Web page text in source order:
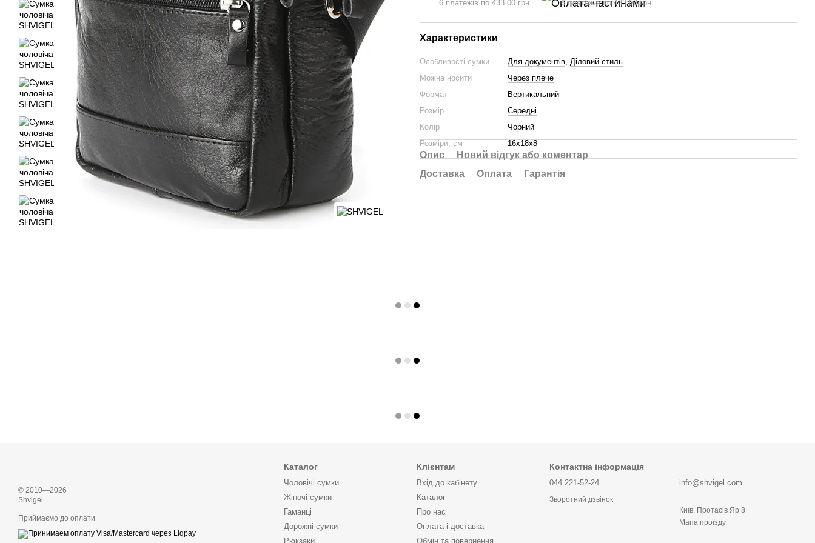
6 платежів по 433.00 грн 6 платежів по 433.00 грн
Характеристики
Особливості сумки Для документів, Діловий стиль
Можна носити
Через плече
Формат
Вертикальний
Розмір
Середні
Колір
Чорний
Розміри, см
16х18х8
Опис
Новий відгук або коментар
Доставка
Оплата Гарантія
© 2010—2026
Shvigel
Приймаємо до оплати
Каталог
Чоловічі сумки
Жіночі сумки
Гаманці
Дорожні сумки
Рюкзаки
Клієнтам
Вхід до кабінету
Каталог
Про нас
Оплата і доставка
Обмін та повернення
Контактна інформація
044 221-52-24
Зворотний дзвінок
info@shvigel.com
Київ, Протасів Яр 8
Мапа проїзду